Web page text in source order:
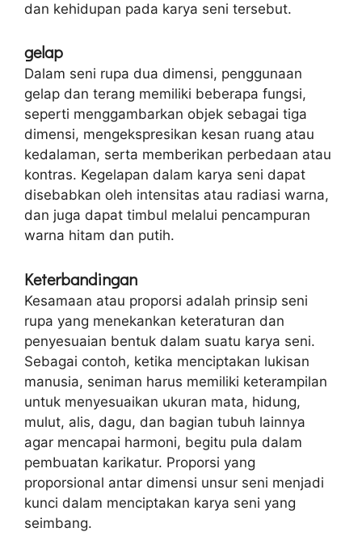
dan kehidupan pada karya seni tersebut.
gelap
Dalam seni rupa dua dimensi, penggunaan
gelap dan terang memiliki beberapa fungsi,
seperti menggambarkan objek sebagai tiga
dimensi, mengekspresikan kesan ruang atau
kedalaman, serta memberikan perbedaan atau
kontras. Kegelapan dalam karya seni dapat
disebabkan oleh intensitas atau radiasi warna,
dan juga dapat timbul melalui pencampuran
warna hitam dan putih.
Keterbandingan
Kesamaan atau proporsi adalah prinsip seni
rupa yang menekankan keteraturan dan
penyesuaian bentuk dalam suatu karya seni.
Sebagai contoh, ketika menciptakan lukisan
manusia, seniman harus memiliki keterampilan
untuk menyesuaikan ukuran mata, hidung,
mulut, alis, dagu, dan bagian tubuh lainnya
agar mencapai harmoni, begitu pula dalam
pembuatan karikatur. Proporsi yang
proporsional antar dimensi unsur seni menjadi
kunci dalam menciptakan karya seni yang
seimbang.